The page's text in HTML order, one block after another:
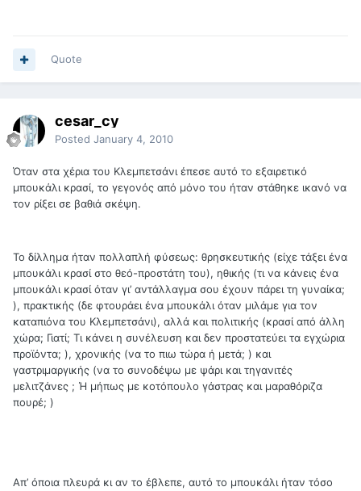
Quote
cesar_cy
Posted January 4, 2010
Όταν στα χέρια του Κλεμπετσάνι έπεσε αυτό το εξαιρετικό
μπουκάλι κρασί, το γεγονός από μόνο του ήταν στάθηκε ικανό να
τoν ρίξει σε βαθιά σκέψη.
Το δίλλημα ήταν πολλαπλή φύσεως: θρησκευτικής (είχε τάξει ένα
μπουκάλι κρασί στο θεό-προστάτη του), ηθικής (τι να κάνεις ένα
μπουκάλι κρασί όταν γι’ αντάλλαγμα σου έχουν πάρει τη γυναίκα;
), πρακτικής (δε φτουράει ένα μπουκάλι όταν μιλάμε για τον
καταπιόνα του Κλεμπετσάνι), αλλά και πολιτικής (κρασί από άλλη
χώρα; Γιατί; Τι κάνει η συνέλευση και δεν προστατεύει τα εγχώρια
προϊόντα; ), χρονικής (να το πιω τώρα ή μετά; ) και
γαστριμαργικής (να το συνοδέψω με ψάρι και τηγανιτές
μελιτζάνες ; Ή μήπως με κοτόπουλο γάστρας και μαραθόριζα
πουρέ; )
Απ’ όποια πλευρά κι αν το έβλεπε, αυτό το μπουκάλι ήταν τόσο